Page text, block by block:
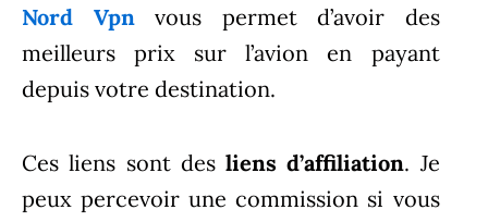
Nord Vpnvous permet d’avoir des
meilleurs prix sur l’avion en payant
depuis votre destination.
Ces liens sont desliens d’affiliation. Je
peux percevoir une commission si vous